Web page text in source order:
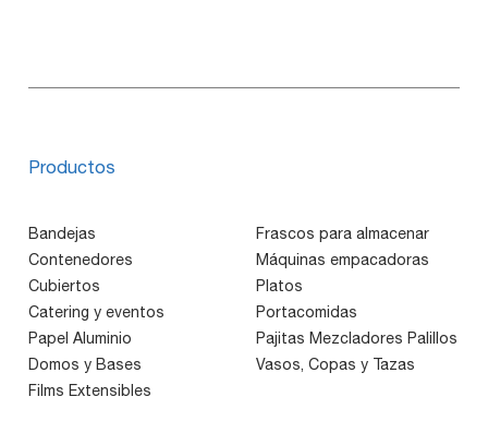
Productos
Bandejas
Contenedores
Cubiertos
Catering y eventos
Papel Aluminio
Domos y Bases
Films Extensibles
Frascos para almacenar
Máquinas empacadoras
Platos
Portacomidas
Pajitas Mezcladores Palillos
Vasos, Copas y Tazas